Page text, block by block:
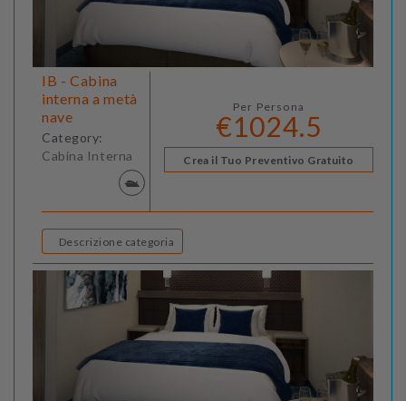
IB - Cabina
interna a metà
nave
Category:
Cabina Interna
Per Persona
€1024.5
Crea il Tuo Preventivo Gratuito
Descrizione categoria